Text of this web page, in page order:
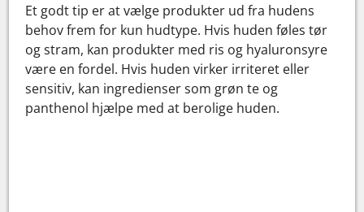
Et godt tip er at vælge produkter ud fra hudens
behov frem for kun hudtype. Hvis huden føles tør
og stram, kan produkter med ris og hyaluronsyre
være en fordel. Hvis huden virker irriteret eller
sensitiv, kan ingredienser som grøn te og
panthenol hjælpe med at berolige huden.